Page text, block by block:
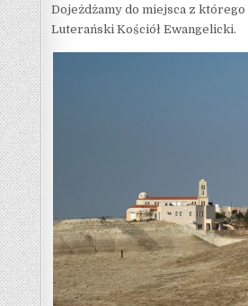
Dojeżdżamy do miejsca z
Luterański Kościół Ewangelicki.